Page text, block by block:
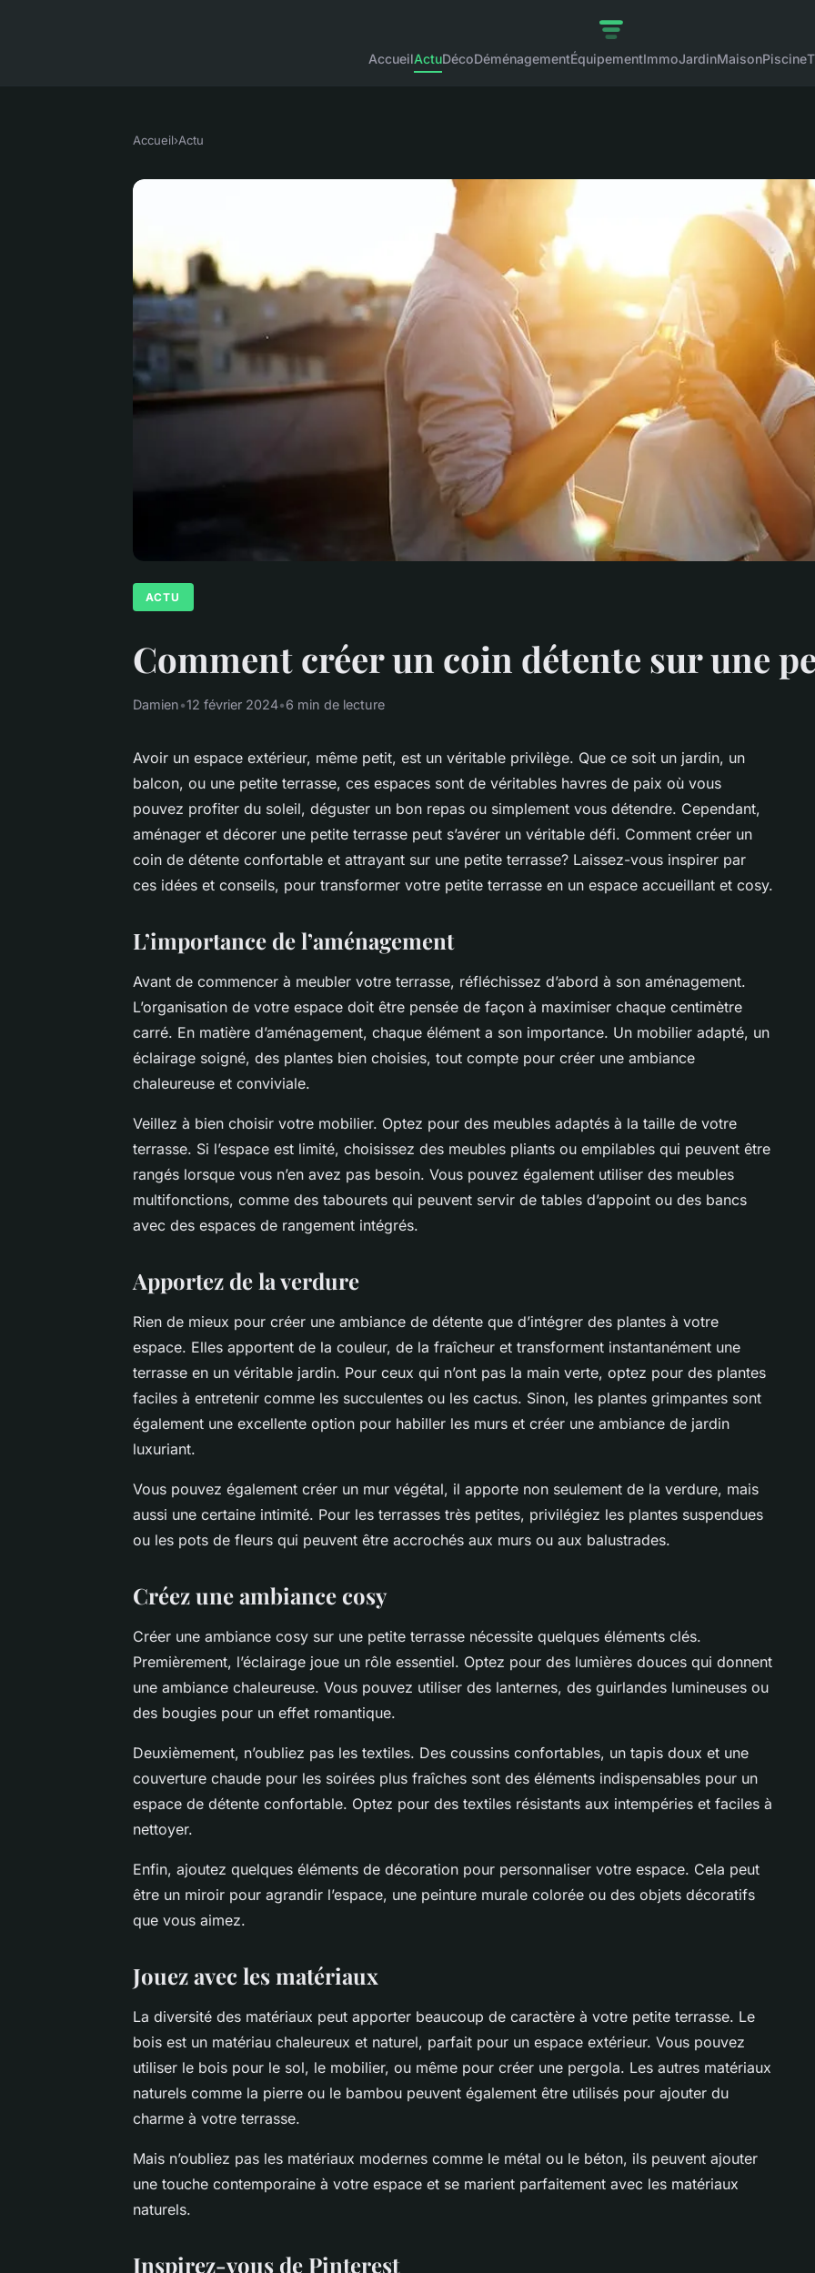
AccueilActuDécoDéménagementÉquipementImmoJardinMaisonPiscine
Accueil›Actu
ACTU
Comment créer un coin détente sur une
Damien•12 février 2024•6 min de lecture
Avoir un espace extérieur, même petit, est un véritable privilège. Que ce soit un jardin, un
balcon, ou une petite terrasse, ces espaces sont de véritables havres de paix où vous
pouvez profiter du soleil, déguster un bon repas ou simplement vous détendre. Cependant,
aménager et décorer une petite terrasse peut s’avérer un véritable défi. Comment créer un
coin de détente confortable et attrayant sur une petite terrasse? Laissez-vous inspirer par
ces idées et conseils, pour transformer votre petite terrasse en un espace accueillant et cosy.
L’importance de l’aménagement
Avant de commencer à meubler votre terrasse, réfléchissez d’abord à son aménagement.
L’organisation de votre espace doit être pensée de façon à maximiser chaque centimètre
carré. En matière d’aménagement, chaque élément a son importance. Un mobilier adapté, un
éclairage soigné, des plantes bien choisies, tout compte pour créer une ambiance
chaleureuse et conviviale.
Veillez à bien choisir votre mobilier. Optez pour des meubles adaptés à la taille de votre
terrasse. Si l’espace est limité, choisissez des meubles pliants ou empilables qui peuvent être
rangés lorsque vous n’en avez pas besoin. Vous pouvez également utiliser des meubles
multifonctions, comme des tabourets qui peuvent servir de tables d’appoint ou des bancs
avec des espaces de rangement intégrés.
Apportez de la verdure
Rien de mieux pour créer une ambiance de détente que d’intégrer des plantes à votre
espace. Elles apportent de la couleur, de la fraîcheur et transforment instantanément une
terrasse en un véritable jardin. Pour ceux qui n’ont pas la main verte, optez pour des plantes
faciles à entretenir comme les succulentes ou les cactus. Sinon, les plantes grimpantes sont
également une excellente option pour habiller les murs et créer une ambiance de jardin
luxuriant.
Vous pouvez également créer un mur végétal, il apporte non seulement de la verdure, mais
aussi une certaine intimité. Pour les terrasses très petites, privilégiez les plantes suspendues
ou les pots de fleurs qui peuvent être accrochés aux murs ou aux balustrades.
Créez une ambiance cosy
Créer une ambiance cosy sur une petite terrasse nécessite quelques éléments clés.
Premièrement, l’éclairage joue un rôle essentiel. Optez pour des lumières douces qui donnent
une ambiance chaleureuse. Vous pouvez utiliser des lanternes, des guirlandes lumineuses ou
des bougies pour un effet romantique.
Deuxièmement, n’oubliez pas les textiles. Des coussins confortables, un tapis doux et une
couverture chaude pour les soirées plus fraîches sont des éléments indispensables pour un
espace de détente confortable. Optez pour des textiles résistants aux intempéries et faciles à
nettoyer.
Enfin, ajoutez quelques éléments de décoration pour personnaliser votre espace. Cela peut
être un miroir pour agrandir l’espace, une peinture murale colorée ou des objets décoratifs
que vous aimez.
Jouez avec les matériaux
La diversité des matériaux peut apporter beaucoup de caractère à votre petite terrasse. Le
bois est un matériau chaleureux et naturel, parfait pour un espace extérieur. Vous pouvez
utiliser le bois pour le sol, le mobilier, ou même pour créer une pergola. Les autres matériaux
naturels comme la pierre ou le bambou peuvent également être utilisés pour ajouter du
charme à votre terrasse.
Mais n’oubliez pas les matériaux modernes comme le métal ou le béton, ils peuvent ajouter
une touche contemporaine à votre espace et se marient parfaitement avec les matériaux
naturels.
Inspirez-vous de Pinterest